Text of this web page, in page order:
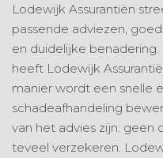
Lodewijk Assurantiën
passende adviezen,
en duidelijke
heeft Lodewijk
manier wordt een snelle
schadeafhandeling
van het advies zijn: geen
teveel verzekeren.